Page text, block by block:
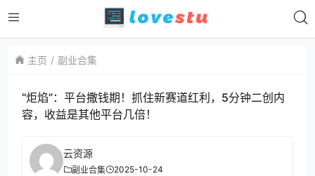
主页 副业合集
“炬焰”：平台撒钱期！抓住新赛道红利，5分钟二创内
容，收益是其他平台几倍！
云资源
副业合集 2025-10-24